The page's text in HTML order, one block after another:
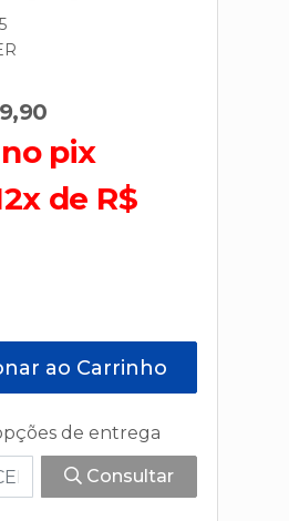
pix
de R$
ao Carrinho
de entrega
Consultar